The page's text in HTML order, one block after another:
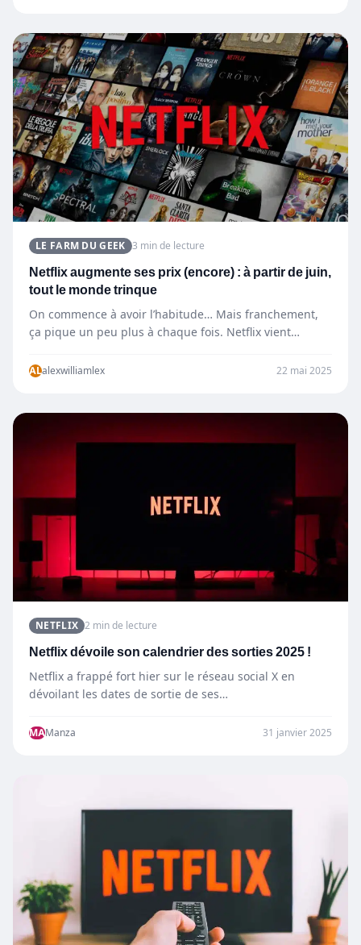
LE FARM DU GEEK 3 min de lecture
Netflix augmente ses prix (encore) : à partir de juin,
tout le monde trinque
On commence à avoir l’habitude… Mais franchement,
ça pique un peu plus à chaque fois. Netflix vient
ALalexwilliamlex 22 mai 2025
NETFLIX 2 min de lecture
Netflix dévoile son calendrier des sorties 2025 !
Netflix a frappé fort hier sur le réseau social X en
dévoilant les dates de sortie de ses…
MAManza 31 janvier 2025